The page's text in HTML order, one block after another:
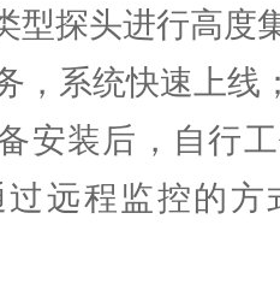
型探头进行高度
，系统快速上线
安装后，自行
远程监控的